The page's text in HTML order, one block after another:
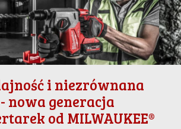
i niezrównana
nowa generacja
od MILWAUKEE®